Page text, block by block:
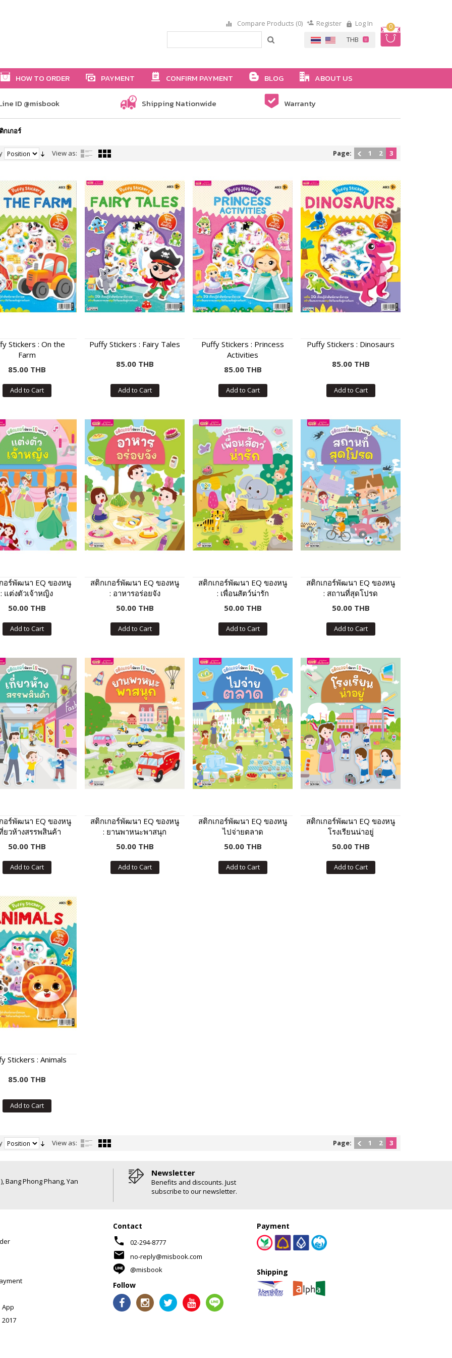
0
Compare Products (0) Register Log In
HOW TO ORDER PAYMENT CONFIRM PAYMENT BLOG ABOUT US
ID @misbook Shipping Nationwide Warranty
กเกอร์
View as: Page: 1 2 3
Stickers : On the
Farm
85.00 THB
Add to Cart
Puffy Stickers : Fairy Tales
85.00 THB
Add to Cart
Puffy Stickers : Princess
Activities
85.00 THB
Add to Cart
Puffy Stickers : Dinosaurs
85.00 THB
Add to Cart
อร์พัฒนา EQ ของหนู
: แต่งตัวเจ้าหญิง
50.00 THB
Add to Cart
สติกเกอร์พัฒนา EQ ของหนู
: อาหารอร่อยจัง
50.00 THB
Add to Cart
สติกเกอร์พัฒนา EQ ของหนู
: เพื่อนสัตว์น่ารัก
50.00 THB
Add to Cart
สติกเกอร์พัฒนา EQ ของหนู
: สถานที่สุดโปรด
50.00 THB
Add to Cart
อร์พัฒนา EQ ของหนู
ยวห้างสรรพสินค้า
50.00 THB
Add to Cart
สติกเกอร์พัฒนา EQ ของหนู
: ยานพาหนะพาสนุก
50.00 THB
Add to Cart
สติกเกอร์พัฒนา EQ ของหนู
ไปจ่ายตลาด
50.00 THB
Add to Cart
สติกเกอร์พัฒนา EQ ของหนู
โรงเรียนน่าอยู่
50.00 THB
Add to Cart
Stickers : Animals
85.00 THB
Add to Cart
View as: Page: 1 2 3
Bang Phong Phang, Yan
Newsletter
Benefits and discounts. Just
subscribe to our newsletter.
Contact
phone 02-294-8777
mail
no-reply@misbook.com
@misbook
Follow
Payment
Shipping